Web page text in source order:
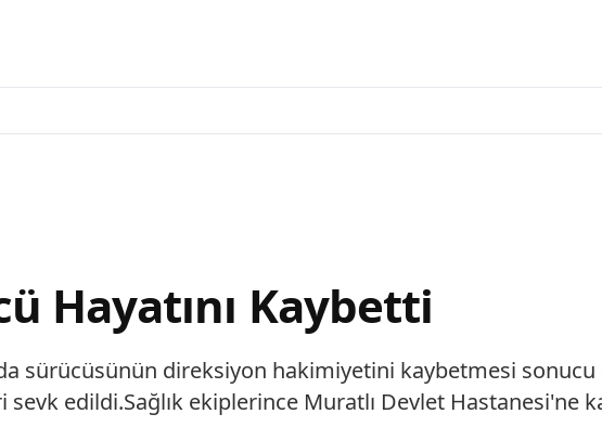
Hayatını Kaybetti
sürücüsünün direksiyon hakimiyetini kaybetmesi
edildi.Sağlık ekiplerince Muratlı Devlet Hastanesi'ne